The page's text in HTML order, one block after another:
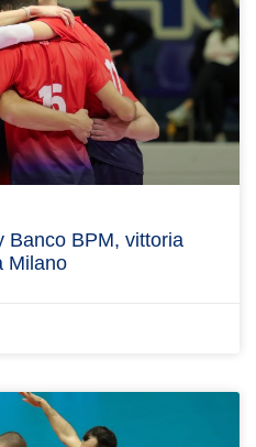
Banco BPM, vittoria
Milano